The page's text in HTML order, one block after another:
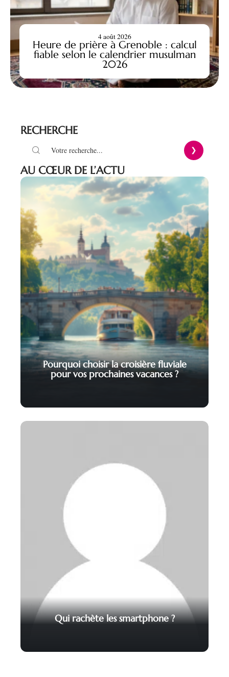
Heure de prière à Grenoble : calcul
fiable selon le calendrier musulman
2026
4 août 2026
RECHERCHE
AU CŒUR DE L’ACTU
Pourquoi choisir la croisière fluviale
pour vos prochaines vacances ?
Qui rachète les smartphone ?